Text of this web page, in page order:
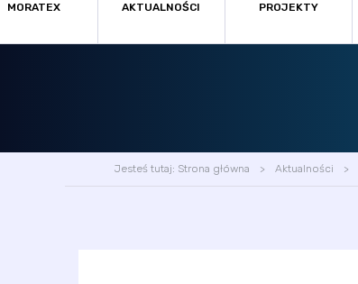
MORATEX AKTUALNOŚCI PROJEKTY
Jesteś tutaj: Strona główna Aktualności